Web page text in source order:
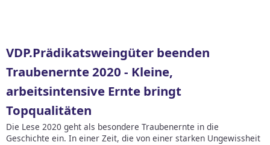
VDP.Prädikatsweingüter beenden
Traubenernte 2020 - Kleine,
arbeitsintensive Ernte bringt
Topqualitäten
Die Lese 2020 geht als besondere Traubenernte in die
Geschichte ein. In einer Zeit, die von einer starken Ungewissheit